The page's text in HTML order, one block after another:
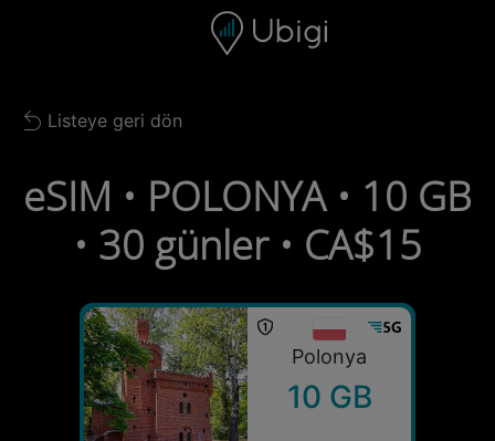
Gezinme çubuğu Alt bilgi
Back to list
Listeye geri dön
eSIM • POLONYA • 10 GB
• 30 günler • CA$15
Polonya
10 GB